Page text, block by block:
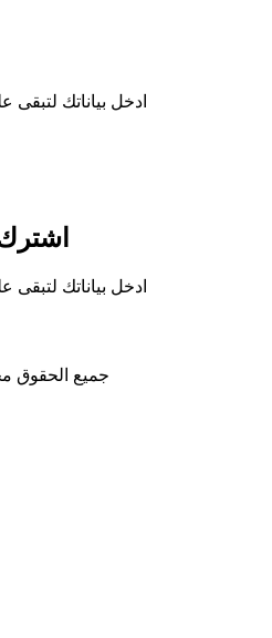
ادخل بياناتك
ادخل بياناتك
جميع الحقوق